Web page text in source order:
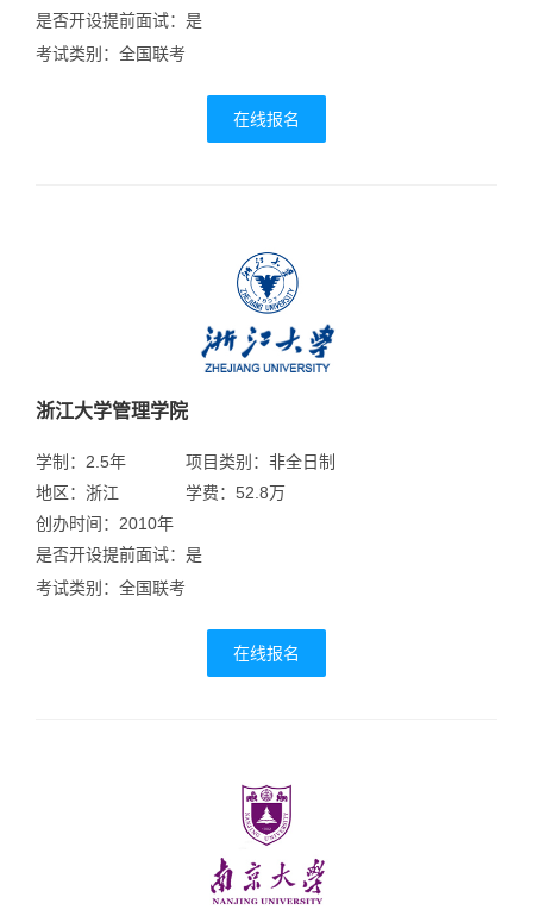
是否开设提前面试：是
考试类别：全国联考
在线报名
浙江大学管理学院
学制：2.5年
地区：浙江
项目类别：非全日制
学费：52.8万
创办时间：2010年
是否开设提前面试：是
考试类别：全国联考
在线报名